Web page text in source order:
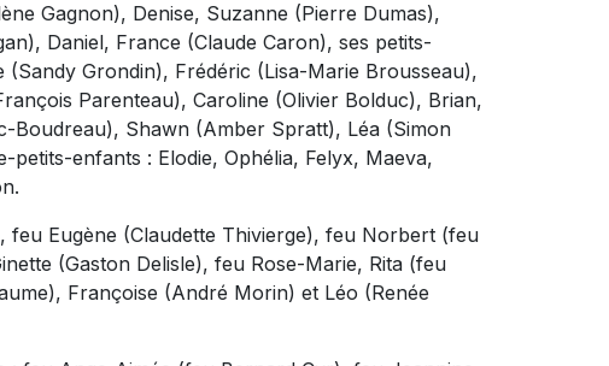
Gagnon), Denise, Suzanne (Pierre Dumas),
Daniel, France (Claude Caron), ses petits-
Grondin), Frédéric (Lisa-Marie Brousseau),
Parenteau), Caroline (Olivier Bolduc), Brian,
Boudreau), Shawn (Amber Spratt), Léa (Simon
petits-enfants : Elodie, Ophélia, Felyx, Maeva,
Eugène (Claudette Thivierge), feu Norbert (feu
(Gaston Delisle), feu Rose-Marie, Rita (feu
Françoise (André Morin) et Léo (Renée